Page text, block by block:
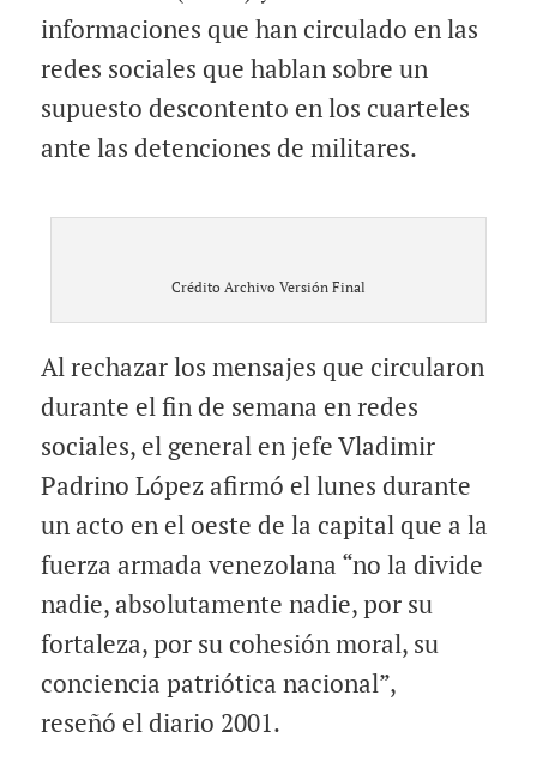
informaciones que han circulado en las
redes sociales que hablan sobre un
supuesto descontento en los cuarteles
ante las detenciones de militares.
Crédito Archivo Versión Final
Al rechazar los mensajes que circularon
durante el fin de semana en redes
sociales, el general en jefe Vladimir
Padrino López afirmó el lunes durante
un acto en el oeste de la capital que a la
fuerza armada venezolana “no la divide
nadie, absolutamente nadie, por su
fortaleza, por su cohesión moral, su
conciencia patriótica nacional”,
reseñóel diario 2001.